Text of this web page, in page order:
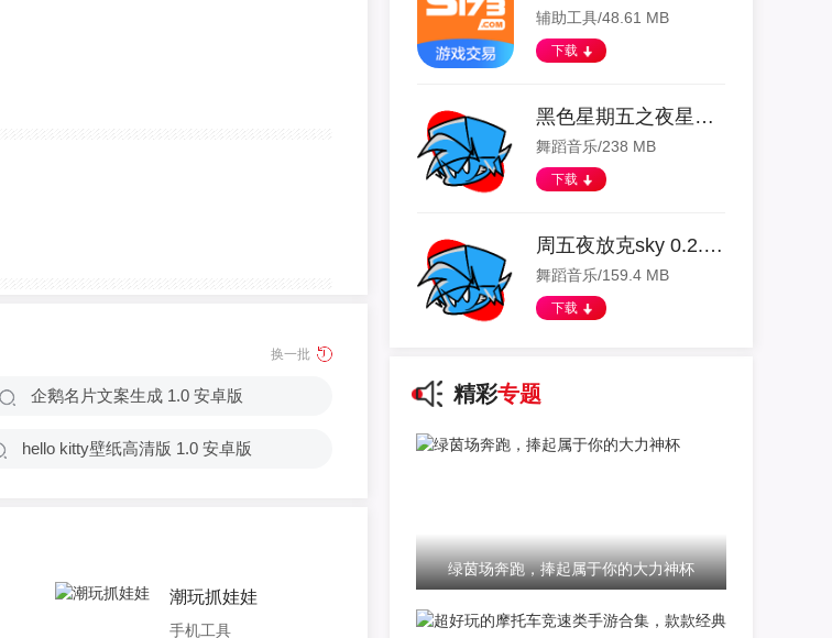
换一批
企鹅名片文案生成 1.0 安卓版
hello kitty壁纸高清版 1.0 安卓版
潮玩抓娃娃
手机工具
辅助工具/48.61 MB
下载
黑色星期五之夜星刃模组 0.2.7.1 安卓版
舞蹈音乐/238 MB
下载
周五夜放克sky 0.2.7.1 安卓版
舞蹈音乐/159.4 MB
下载
精彩专题
绿茵场奔跑，捧起属于你的大力神杯